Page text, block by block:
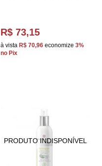
R$ 73,15
à vista R$ 70,96 economize 3%
no Pix